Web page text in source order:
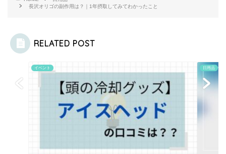
長沢オリゴの副作用は？｜1年摂取してみてわかったこと
RELATED POST
イベント 日用品